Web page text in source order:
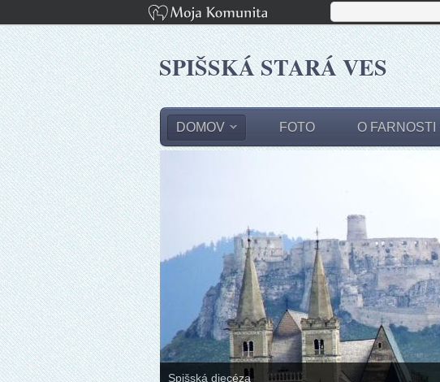
SPIŠSKÁ STARÁ VES
DOMOV FOTO O FARNOSTI
Spišská diecéza